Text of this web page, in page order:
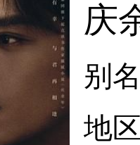
庆
别
地